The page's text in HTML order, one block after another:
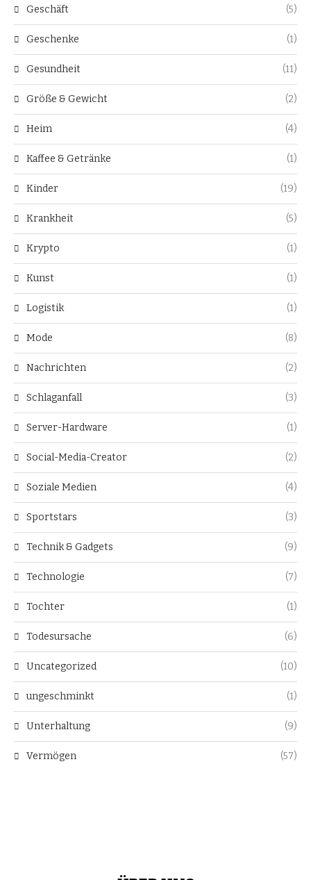
Geschäft (5)
Geschenke (1)
Gesundheit (11)
Größe & Gewicht (2)
Heim (4)
Kaffee & Getränke (1)
Kinder (19)
Krankheit (5)
Krypto (1)
Kunst (1)
Logistik (1)
Mode (8)
Nachrichten (2)
Schlaganfall (3)
Server-Hardware (1)
Social-Media-Creator (2)
Soziale Medien (4)
Sportstars (3)
Technik & Gadgets (9)
Technologie (7)
Tochter (1)
Todesursache (6)
Uncategorized (10)
ungeschminkt (1)
Unterhaltung (9)
Vermögen (57)